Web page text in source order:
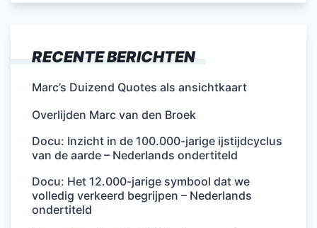
RECENTE BERICHTEN
Marc’s Duizend Quotes als ansichtkaart
Overlijden Marc van den Broek
Docu: Inzicht in de 100.000-jarige ijstijdcyclus
van de aarde – Nederlands ondertiteld
Docu: Het 12.000-jarige symbool dat we
volledig verkeerd begrijpen – Nederlands
ondertiteld